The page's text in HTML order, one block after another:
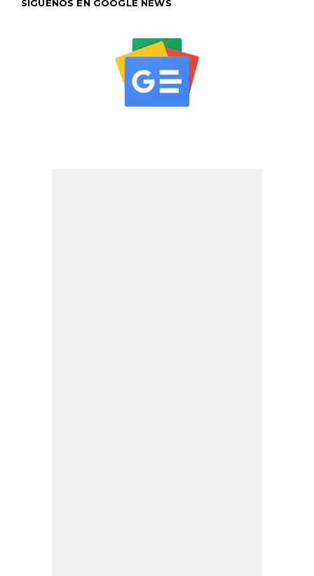
SÍGUENOS EN GOOGLE NEWS